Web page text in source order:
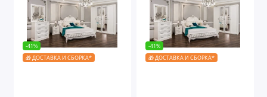
-41%
🎁 ДОСТАВКА И СБОРКА*
-41%
🎁 ДОСТАВКА И СБОРКА*